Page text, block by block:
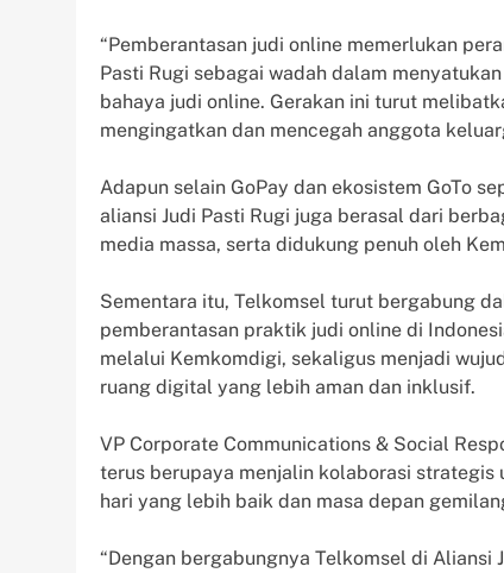
“Pemberantasan judi online memerlukan
Pasti Rugi sebagai wadah dalam
bahaya judi online. Gerakan ini turut
mengingatkan dan mencegah anggota
Adapun selain GoPay dan ekosistem GoTo
aliansi Judi Pasti Rugi juga berasal dari
media massa, serta didukung penuh oleh
Sementara itu, Telkomsel turut bergabung
pemberantasan praktik judi online di
melalui Kemkomdigi, sekaligus menjadi
ruang digital yang lebih aman dan inklusif.
VP Corporate Communications & Social
terus berupaya menjalin kolaborasi strategis
hari yang lebih baik dan masa depan
“Dengan bergabungnya Telkomsel di